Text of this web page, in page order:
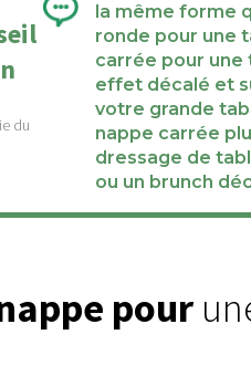
la même forme
ronde pour une
carrée pour une
effet décalé et
votre grande
nappe carrée
dressage de
ou un brunch
nappe pour